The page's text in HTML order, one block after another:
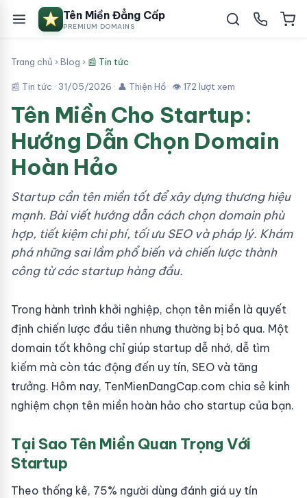
Tên Miền Đẳng Cấp
PREMIUM DOMAINS
Trang chủ ›Blog › 📰 Tin tức
📰 Tin tức · 31/05/2026 · 👤 Thiện Hồ · 👁 172 lượt xem
Tên Miền Cho Startup:
Hướng Dẫn Chọn Domain
Hoàn Hảo
Startup cần tên miền tốt để xây dựng thương hiệu
mạnh. Bài viết hướng dẫn cách chọn domain phù
hợp, tiết kiệm chi phí, tối ưu SEO và pháp lý. Khám
phá những sai lầm phổ biến và chiến lược thành
công từ các startup hàng đầu.
Trong hành trình khởi nghiệp, chọn tên miền là quyết
định chiến lược đầu tiên nhưng thường bị bỏ qua. Một
domain tốt không chỉ giúp startup dễ nhớ, dễ tìm
kiếm mà còn tác động đến uy tín, SEO và tăng
trưởng. Hôm nay, TenMienDangCap.com chia sẻ kinh
nghiệm chọn tên miền hoàn hảo cho startup của bạn.
Tại Sao Tên Miền Quan Trọng Với
Startup
Theo thống kê, 75% người dùng đánh giá uy tín